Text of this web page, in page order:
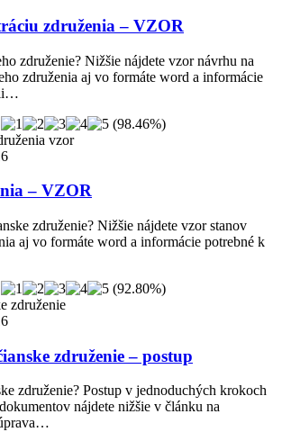
združenia – VZOR
združenie? Nižšie nájdete vzor návrhu na
združenia aj vo formáte word a informácie
(98.46%)
– VZOR
združenie? Nižšie nájdete vzor stanov
aj vo formáte word a informácie potrebné k
(92.80%)
združenie – postup
združenie? Postup v jednoduchých krokoch
nájdete nižšie v článku na